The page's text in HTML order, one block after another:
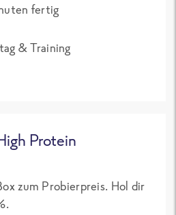
fertig
& Training
Protein
zum Probierpreis. Hol dir